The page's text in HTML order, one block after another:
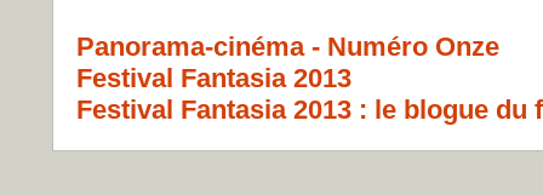
Panorama-cinéma - Numéro Onze
Festival Fantasia 2013
Festival Fantasia 2013 : le blogue du